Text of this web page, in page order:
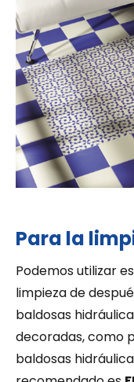
Para la
Podemos utilizar
limpieza de
baldosas
decoradas, como
baldosas